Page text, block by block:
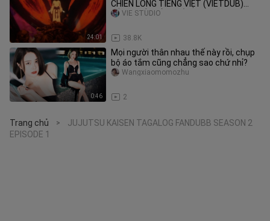
24:01
CHIẾN LỒNG TIẾNG VIỆT (VIETDUB)
TẬP 2 - VÌ CHÍNH TÔI
38.8K
VIE STUDIO
0:46
Mọi người thân nhau thế này rồi, chụp
bộ áo tắm cũng chẳng sao chứ nhỉ?
2
Wangxiaomomozhu
Trang chủ >
JUJUTSU KAISEN TAGALOG FANDUBB SEASON 2
EPISODE 1